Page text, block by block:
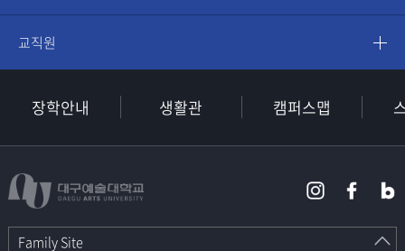
교직원
장학안내 생활관 캠퍼스맵
Family Site